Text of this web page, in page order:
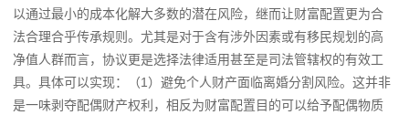
以通过最小的成本化解大多数的潜在风险，继而让财富配置更为合
法合理合乎传承规则。尤其是对于含有涉外因素或有移民规划的高
净值人群而言，协议更是选择法律适用甚至是司法管辖权的有效工
具。具体可以实现：（1）避免个人财产面临离婚分割风险。这并非
是一味剥夺配偶财产权利，相反为财富配置目的可以给予配偶物质